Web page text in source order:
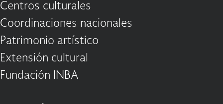
Centros culturales
Coordinaciones nacionales
Patrimonio artístico
Extensión cultural
Fundación INBA